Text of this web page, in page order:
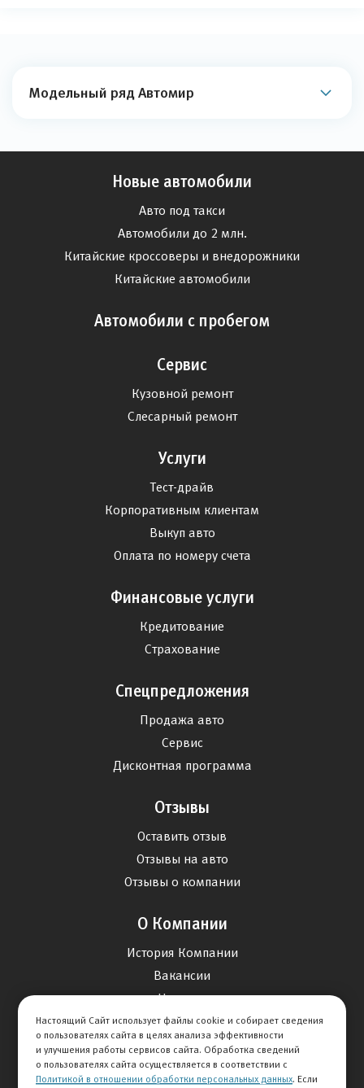
Модельный ряд Автомир
Новые автомобили
Авто под такси
Автомобили до 2 млн.
Китайские кроссоверы и внедорожники
Китайские автомобили
Автомобили с пробегом
Сервис
Кузовной ремонт
Слесарный ремонт
Услуги
Тест-драйв
Корпоративным клиентам
Выкуп авто
Оплата по номеру счета
Финансовые услуги
Кредитование
Страхование
Спецпредложения
Продажа авто
Сервис
Дисконтная программа
Отзывы
Оставить отзыв
Отзывы на авто
Отзывы о компании
О Компании
История Компании
Вакансии
Новости
Карта сайта
Контакты
Настоящий Сайт использует файлы cookie и собирает сведения
о пользователях сайта в целях анализа эффективности
и улучшения работы сервисов сайта. Обработка сведений
о пользователях сайта осуществляется в соответствии с
Политикой в отношении обработки персональных данных. Если